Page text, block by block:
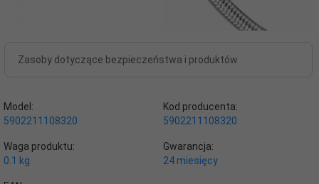
Zasoby dotyczące bezpieczeństwa i produktów
Model:
5902211108320
Kod producenta:
5902211108320
Waga produktu:
0.1 kg
Gwarancja:
24 miesięcy